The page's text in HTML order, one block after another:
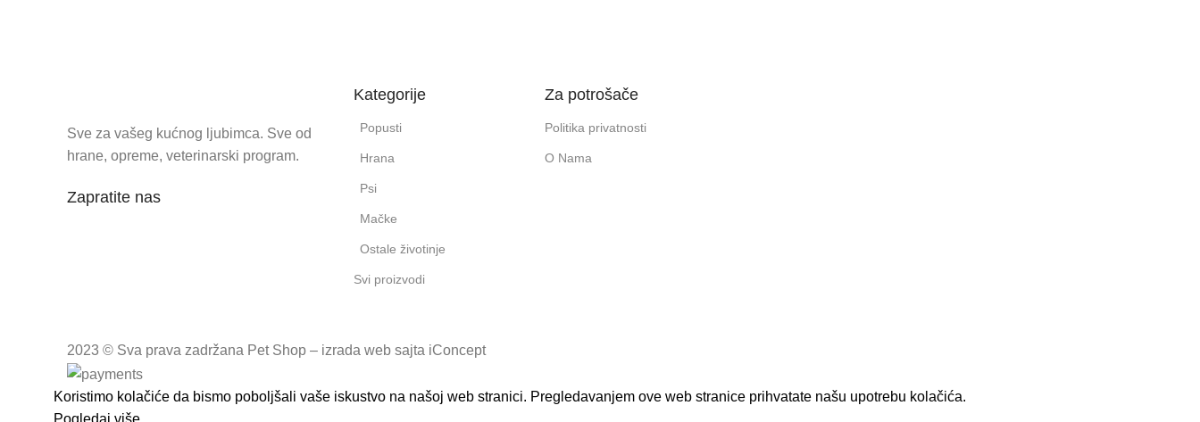
Sve za vašeg kućnog ljubimca. Sve od
hrane, opreme, veterinarski program.
Zapratite nas
Kategorije
Popusti
Hrana
Psi
Mačke
Ostale životinje
Svi proizvodi
Za potrošače
Politika privatnosti
O Nama
2023 © Sva prava zadržana Pet Shop – izrada web sajta iConcept
Koristimo kolačiće da bismo poboljšali vaše iskustvo na našoj web stranici. Pregledavanjem ove web stranice prihvatate našu upotrebu kolačića.
Pogledaj više